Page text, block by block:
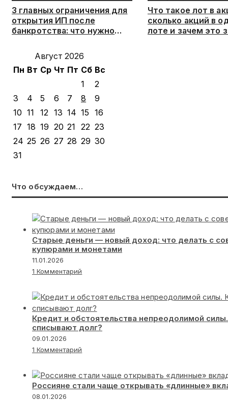
3 главных ограничения для
открытия ИП после
банкротства: что нужно
Что такое лот в
сколько акций в
лоте и зачем это
Август 2026
Пн Вт Ср Чт Пт Сб Вс
1
2
3
4 5 6 7 8
9
10 11 12 13 14 15 16
17 18 19 20 21 22 23
24 25 26 27 28 29 30
31
Что обсуждаем…
Старые деньги — новый доход: что делать с
купюрами и монетами
11.01.2026
1 Комментарий
Кредит и обстоятельства непреодолимой
списывают долг?
09.01.2026
1 Комментарий
Россияне стали чаще открывать «длинные»
08.01.2026